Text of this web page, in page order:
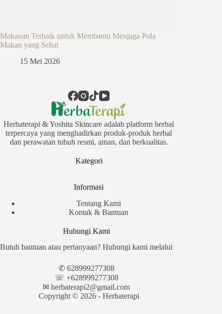
Makanan Terbaik untuk Membantu Menjaga Pola
Makan yang Sehat
15 Mei 2026
Herbaterapi & Yoshita Skincare adalah platform herbal
terpercaya yang menghadirkan produk-produk herbal
dan perawatan tubuh resmi, aman, dan berkualitas.
Kategori
Informasi
Tentang Kami
Kontak & Bantuan
Hubungi Kami
Butuh bantuan atau pertanyaan? Hubungi kami melalui
✆ 628999277308
☏ +628999277308
✉︎ herbaterapi2@gmail.com
Copyright © 2026 - Herbaterapi